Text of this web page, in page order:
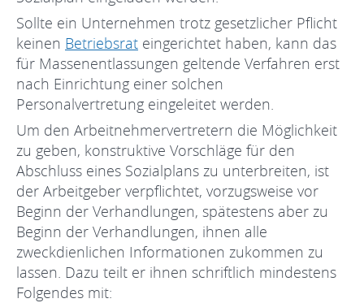
Sollte ein Unternehmen trotz gesetzlicher Pflicht
keinen Betriebsrat eingerichtet haben, kann das
für Massenentlassungen geltende Verfahren erst
nach Einrichtung einer solchen
Personalvertretung eingeleitet werden.
Um den Arbeitnehmervertretern die Möglichkeit
zu geben, konstruktive Vorschläge für den
Abschluss eines Sozialplans zu unterbreiten, ist
der Arbeitgeber verpflichtet, vorzugsweise vor
Beginn der Verhandlungen, spätestens aber zu
Beginn der Verhandlungen, ihnen alle
zweckdienlichen Informationen zukommen zu
lassen. Dazu teilt er ihnen schriftlich mindestens
Folgendes mit: